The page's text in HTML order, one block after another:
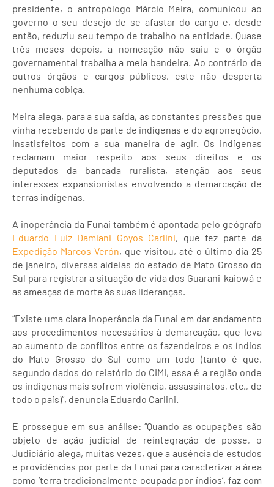
presidente, o antropólogo Márcio Meira, comunicou ao
governo o seu desejo de se afastar do cargo e, desde
então, reduziu seu tempo de trabalho na entidade. Quase
três meses depois, a nomeação não saiu e o órgão
governamental trabalha a meia bandeira. Ao contrário de
outros órgãos e cargos públicos, este não desperta
nenhuma cobiça.
Meira alega, para a sua saída, as constantes pressões que
vinha recebendo da parte de indígenas e do agronegócio,
insatisfeitos com a sua maneira de agir. Os indígenas
reclamam maior respeito aos seus direitos e os
deputados da bancada ruralista, atenção aos seus
interesses expansionistas envolvendo a demarcação de
terras indígenas.
A inoperância da Funai também é apontada pelo geógrafo
Eduardo Luiz Damiani Goyos Carlini, que fez parte da
Expedição Marcos Verón, que visitou, até o último dia 25
de janeiro, diversas aldeias do estado de Mato Grosso do
Sul para registrar a situação de vida dos Guarani-kaiowá e
as ameaças de morte às suas lideranças.
“Existe uma clara inoperância da Funai em dar andamento
aos procedimentos necessários à demarcação, que leva
ao aumento de conflitos entre os fazendeiros e os índios
do Mato Grosso do Sul como um todo (tanto é que,
segundo dados do relatório do CIMI, essa é a região onde
os indígenas mais sofrem violência, assassinatos, etc., de
todo o país)”, denuncia Eduardo Carlini.
E prossegue em sua análise: “Quando as ocupações são
objeto de ação judicial de reintegração de posse, o
Judiciário alega, muitas vezes, que a ausência de estudos
e providências por parte da Funai para caracterizar a área
como ‘terra tradicionalmente ocupada por índios’, faz com